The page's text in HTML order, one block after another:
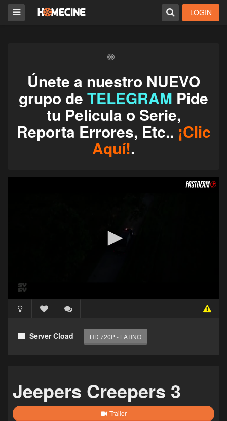
LOGIN
Únete a nuestro NUEVO
grupo de TELEGRAM Pide
tu Pelicula o Serie,
Reporta Errores, Etc.. ¡Clic
Aquí!.
Haz clic 3 veces en el botón para desbloquear este
reproductor
Clics: 0/3
El acceso expira en 1 hora
Server Cload HD 720P - LATINO
Jeepers Creepers 3
Trailer